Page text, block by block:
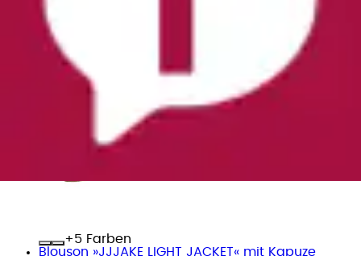
+
Farben
Blouson »JJJAKE LIGHT JACKET« mit Kapuze